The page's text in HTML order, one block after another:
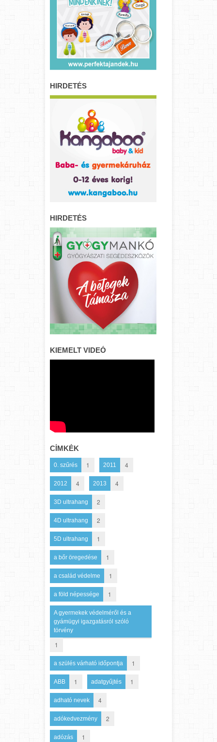
HIRDETÉS
HIRDETÉS
KIEMELT VIDEÓ
CÍMKÉK
0. szűrés 1 2011 4
2012 4 2013 4
3D ultrahang 2
4D ultrahang 2
5D ultrahang 1
a bőr öregedése 1
a család védelme 1
a föld népessége 1
A gyermekek védelméről és a
gyámügyi igazgatásról szóló
törvény
1
a szülés várható időpontja 1
ABB 1 adatgyűjtés 1
adható nevek 4
adókedvezmény 2
adózás 1